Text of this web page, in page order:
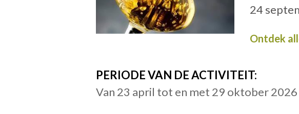
24
Ontdek
PERIODE VAN DE ACTIVITEIT:
Van 23 april tot en met 29 oktober 2026